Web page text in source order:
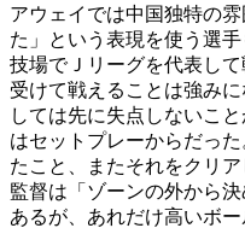
アウェイでは中国独特の
た」という表現を使う選
技場でＪリーグを代表し
受けて戦えることは強み
しては先に失点しないこ
はセットプレーからだっ
たこと、またそれをクリ
監督は「ゾーンの外から
あるが、あれだけ高いボ